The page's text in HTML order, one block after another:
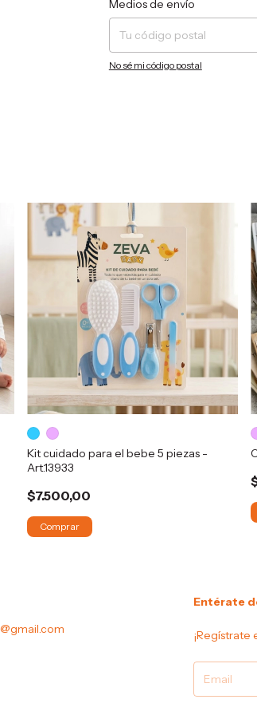
Medios de envío
No sé mi código postal
Kit cuidado para el bebe 5 piezas -
Art.13933
$7.500,00
Comprar
Entérate
¡Regístrate